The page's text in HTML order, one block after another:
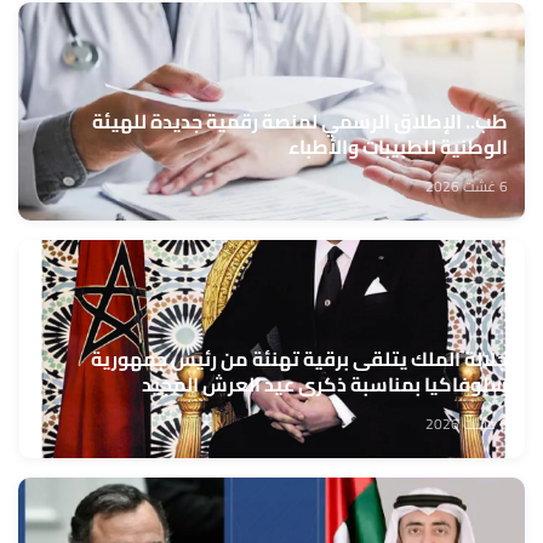
طب.. الإطلاق الرسمي لمنصة رقمية جديدة للهيئة
الوطنية للطبيبات والأطباء
6 غشت 2026
جلالة الملك يتلقى برقية تهنئة من رئيس جمهورية
سلوفاكيا بمناسبة ذكرى عيد العرش المجيد
6 غشت 2026